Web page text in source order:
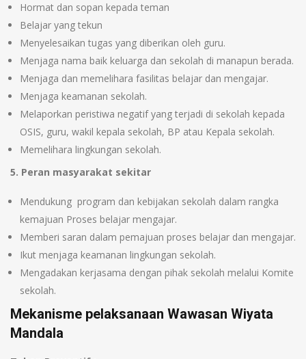
Hormat dan sopan kepada teman
Belajar yang tekun
Menyelesaikan tugas yang diberikan oleh guru.
Menjaga nama baik keluarga dan sekolah di manapun berada.
Menjaga dan memelihara fasilitas belajar dan mengajar.
Menjaga keamanan sekolah.
Melaporkan peristiwa negatif yang terjadi di sekolah kepada
OSIS, guru, wakil kepala sekolah, BP atau Kepala sekolah.
Memelihara lingkungan sekolah.
5. Peran masyarakat sekitar
Mendukung program dan kebijakan sekolah dalam rangka
kemajuan Proses belajar mengajar.
Memberi saran dalam pemajuan proses belajar dan mengajar.
Ikut menjaga keamanan lingkungan sekolah.
Mengadakan kerjasama dengan pihak sekolah melalui Komite
sekolah.
Mekanisme pelaksanaan Wawasan Wiyata
Mandala